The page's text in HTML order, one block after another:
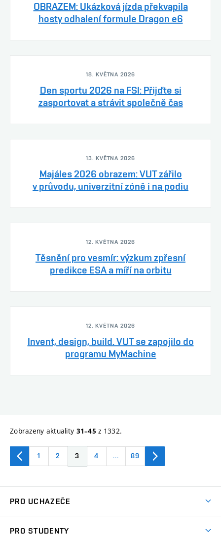
OBRAZEM: Ukázková jízda překvapila
hosty odhalení formule Dragon e6
18. KVĚTNA 2026
Den sportu 2026 na FSI: Přijďte si
zasportovat a strávit společně čas
13. KVĚTNA 2026
Majáles 2026 obrazem: VUT zářilo
v průvodu, univerzitní zóně i na podiu
12. KVĚTNA 2026
Těsnění pro vesmír: výzkum zpřesní
predikce ESA a míří na orbitu
12. KVĚTNA 2026
Invent, design, build. VUT se zapojilo do
programu MyMachine
Zobrazeny aktuality 31–45 z 1332.
1 2 3 4 … 89
PRO UCHAZEČE
PRO STUDENTY